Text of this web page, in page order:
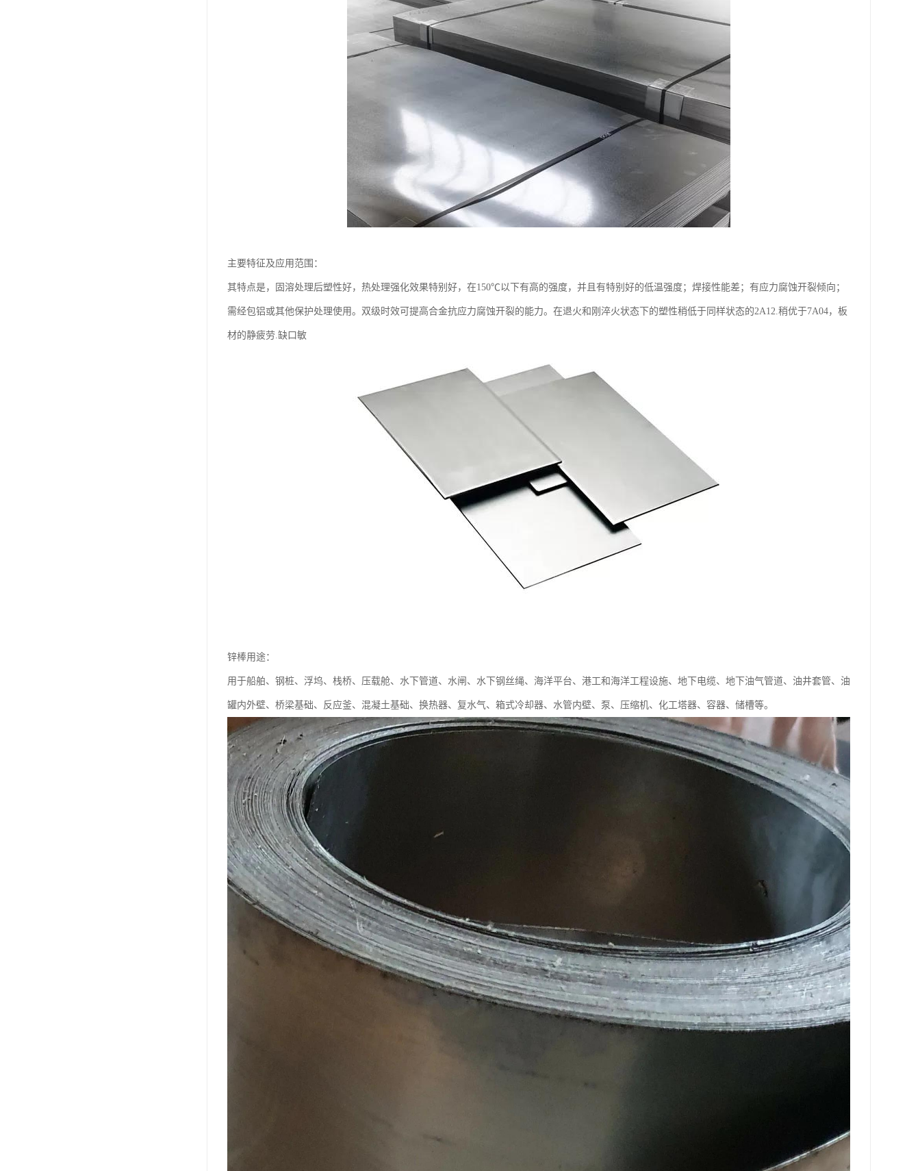
主要特征及应用范围：
其特点是，固溶处理后塑性好，热处理强化效果特别好，在150℃以下有高的强度，并且有特别好的低温强度；焊接性能差；有应力腐蚀开裂倾向；
需经包铝或其他保护处理使用。双级时效可提高合金抗应力腐蚀开裂的能力。在退火和刚淬火状态下的塑性稍低于同样状态的2A12.稍优于7A04，板
材的静疲劳.缺口敏
锌棒用途：
用于船舶、钢桩、浮坞、栈桥、压载舱、水下管道、水闸、水下钢丝绳、海洋平台、港工和海洋工程设施、地下电缆、地下油气管道、油井套管、油
罐内外壁、桥梁基础、反应釜、混凝土基础、换热器、复水气、箱式冷却器、水管内壁、泵、压缩机、化工塔器、容器、储槽等。